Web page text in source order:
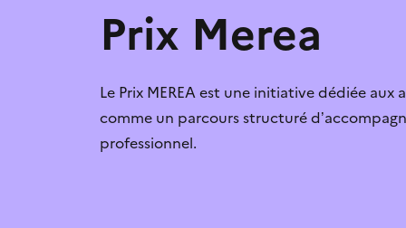
Prix Merea
Le Prix MEREA est une initiative dédiée aux
comme un parcours structuré
professionnel.